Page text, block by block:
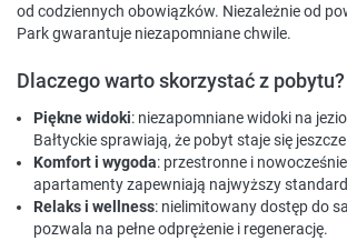
od codziennych obowiązków. Niezależnie od
Park gwarantuje niezapomniane chwile.
Dlaczego warto skorzystać z pobytu?
Piękne widoki: niezapomniane widoki na
Bałtyckie sprawiają, że pobyt staje się
Komfort i wygoda: przestronne i
apartamenty zapewniają najwyższy
Relaks i wellness: nielimitowany dostęp do
pozwala na pełne odprężenie i regenerację.